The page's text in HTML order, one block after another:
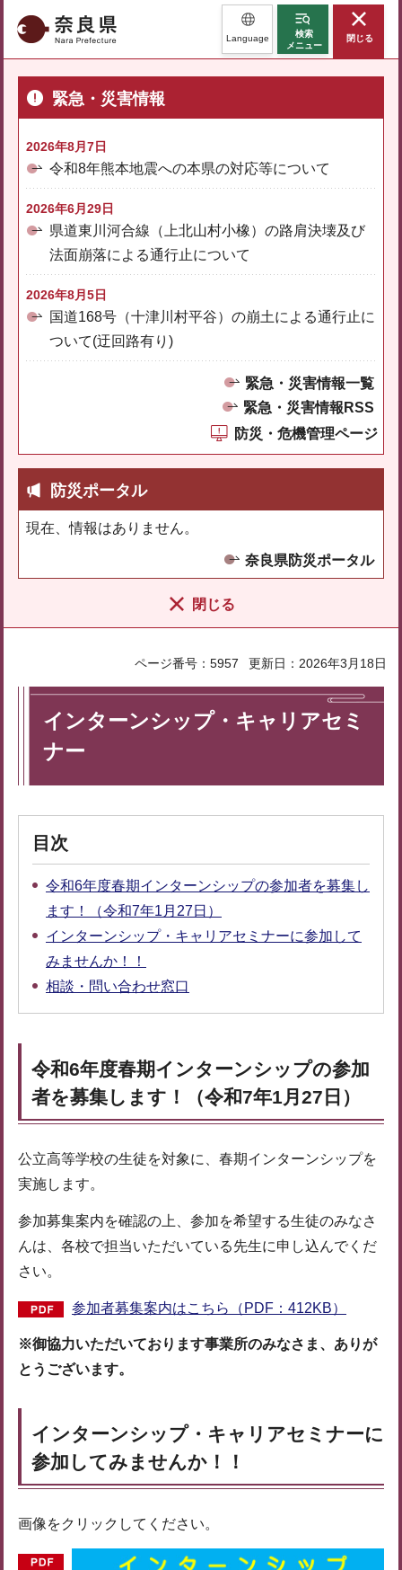
奈良県 Language
検索
メニュー
閉じる
緊急・災害情報
2026年8月7日
令和8年熊本地震への本県の対応等について
2026年6月29日
県道東川河合線（上北山村小橡）の路肩決壊及び
法面崩落による通行止について
2026年8月5日
国道168号（十津川村平谷）の崩土による通行止に
ついて(迂回路有り)
緊急・災害情報一覧
緊急・災害情報RSS
防災・危機管理ページ
防災ポータル
現在、情報はありません。
奈良県防災ポータル
閉じる
ページ番号：5957 更新日：2026年3月18日
インターンシップ・キャリアセミ
ナー
目次
令和6年度春期インターンシップの参加者を募集し
ます！（令和7年1月27日）
インターンシップ・キャリアセミナーに参加して
みませんか！！
相談・問い合わせ窓口
令和6年度春期インターンシップの参加
者を募集します！（令和7年1月27日）
公立高等学校の生徒を対象に、春期インターンシップを
実施します。
参加募集案内を確認の上、参加を希望する生徒のみなさ
んは、各校で担当いただいている先生に申し込んでくだ
さい。
参加者募集案内はこちら（PDF：412KB）
※御協力いただいております事業所のみなさま、ありが
とうございます。
インターンシップ・キャリアセミナーに
参加してみませんか！！
画像をクリックしてください。